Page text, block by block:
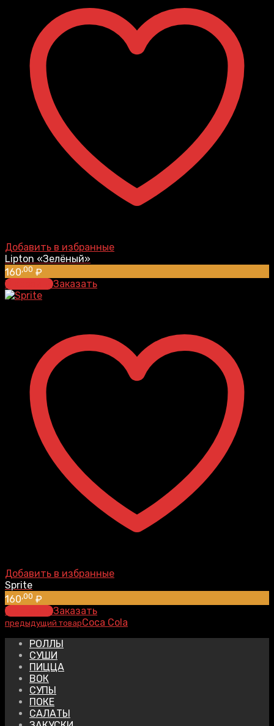
Добавить в избранные
Lipton «Зелёный»
160,00 ₽
В корзинуЗаказать
Добавить в избранные
Sprite
160,00 ₽
В корзинуЗаказать
предыдущий товарCoca Cola
РОЛЛЫ
СУШИ
ПИЦЦА
ВОК
СУПЫ
ПОКЕ
САЛАТЫ